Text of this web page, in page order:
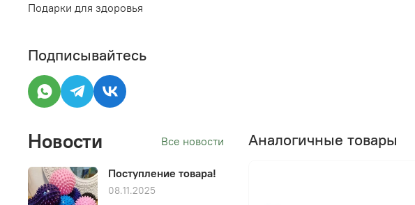
Аналогичные товары
Подарки для здоровья
Подписывайтесь
Новости Все новости
Поступление товара!
08.11.2025